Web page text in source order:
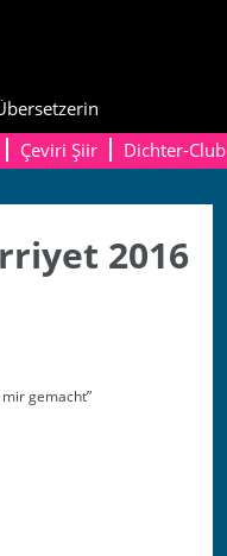
Çeviri Şiir Dichter-Club
2016
gemacht”